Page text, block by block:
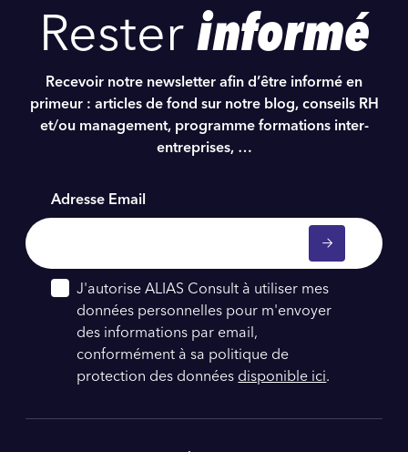
Rester informé
Recevoir notre newsletter afin d’être informé en
primeur : articles de fond sur notre blog, conseils RH
et/ou management, programme formations inter-
entreprises, …
Adresse Email
J'autorise ALIAS Consult à utiliser mes
données personnelles pour m'envoyer
des informations par email,
conformément à sa politique de
protection des données disponible ici.